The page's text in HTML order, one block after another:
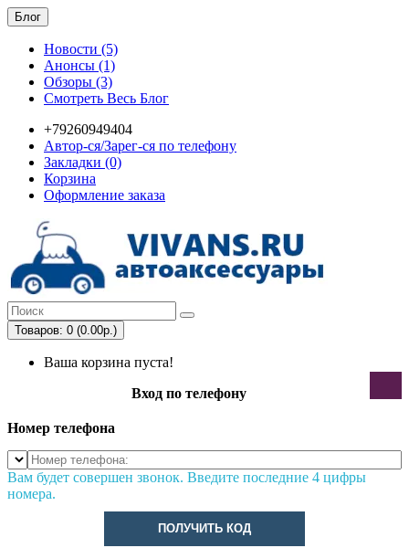
Блог
Новости (5)
Анонсы (1)
Обзоры (3)
Смотреть Весь Блог
+79260949404
Автор-ся/Зарег-ся по телефону
Закладки (0)
Корзина
Оформление заказа
Товаров: 0 (0.00р.)
Ваша корзина пуста!
Вход по телефону
Номер телефона
Вам будет совершен звонок. Введите последние 4 цифры
номера.
ПОЛУЧИТЬ КОД